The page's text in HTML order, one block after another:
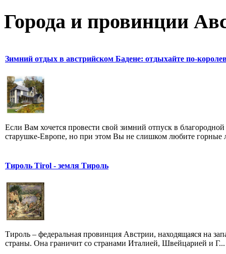
Города и провинции
Зимний отдых в австрийском Бадене: отдыхайте по-
Если Вам хочется провести свой зимний отпуск в благородной
старушке-Европе, но при этом Вы не слишком любите горные
Тироль Tirol - земля Тироль
Тироль – федеральная провинция Австрии, находящаяся на
страны. Она граничит со странами Италией, Швейцарией и Г...